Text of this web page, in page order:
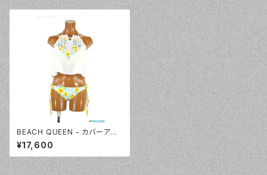
BEACH QUEEN - カバーアッ
プ付ギャザークロスビキニ 3点
セット（333020 - 60:イエロ
ー）
¥17,600